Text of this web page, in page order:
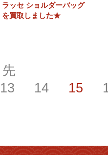
ラッセ ショルダーバッグ
を買取しました★
13 14 15